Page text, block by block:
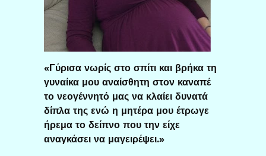
«Γύρισα νωρίς στο σπίτι και βρήκα τη
γυναίκα μου αναίσθητη στον καναπέ
το νεογέννητό μας να κλαίει δυνατά
δίπλα της ενώ η μητέρα μου έτρωγε
ήρεμα το δείπνο που την είχε
αναγκάσει να μαγειρέψει.»